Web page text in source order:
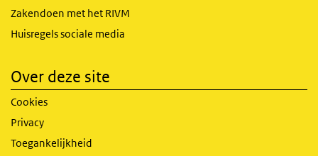
Zakendoen met het RIVM
Huisregels sociale media
Over deze site
Cookies
Privacy
Toegankelijkheid